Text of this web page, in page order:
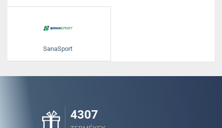
SanaSport
4307